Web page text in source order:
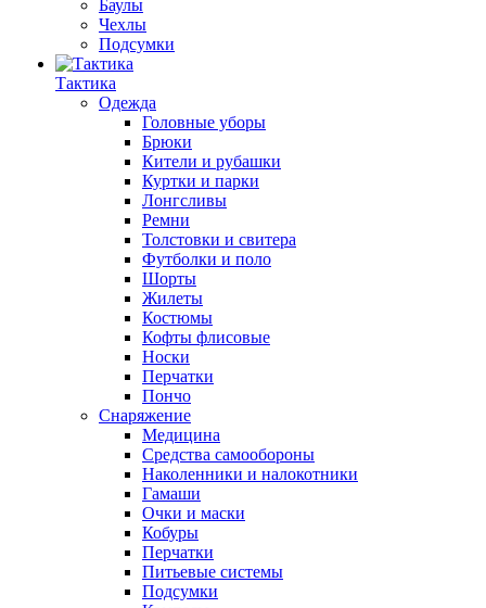
Баулы
Чехлы
Подсумки
Тактика
Одежда
Головные уборы
Брюки
Кители и рубашки
Куртки и парки
Лонгсливы
Ремни
Толстовки и свитера
Футболки и поло
Шорты
Жилеты
Костюмы
Кофты флисовые
Носки
Перчатки
Пончо
Снаряжение
Медицина
Средства самообороны
Наколенники и налокотники
Гамаши
Очки и маски
Кобуры
Перчатки
Питьевые системы
Подсумки